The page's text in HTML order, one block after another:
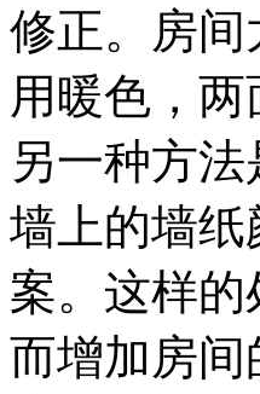
修正。房
用暖色，
另一种方
墙上的墙
案。这样
而增加房间